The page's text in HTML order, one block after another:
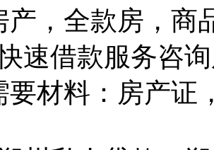
产，全款房，商
速借款服务咨
要材料：房产证